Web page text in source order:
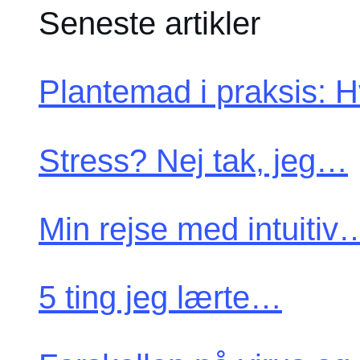
Seneste artikler
Plantemad i praksis:
Stress? Nej tak, jeg…
Min rejse med
5 ting jeg lærte…